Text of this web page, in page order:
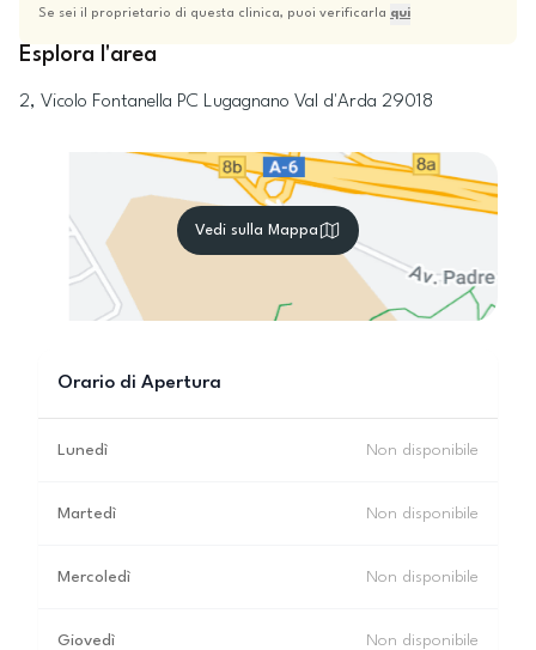
Se sei il proprietario di questa clinica, puoi verificarla qui
Esplora l'area
2, Vicolo Fontanella PC Lugagnano Val d'Arda 29018
Vedi sulla Mappa
Orario di Apertura
Lunedì Non disponibile
Martedì Non disponibile
Mercoledì Non disponibile
Giovedì Non disponibile